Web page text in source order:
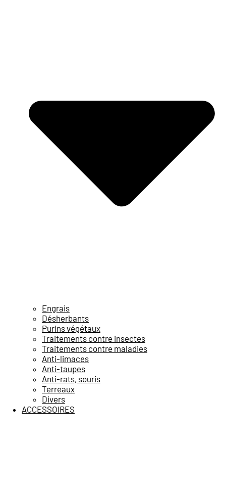
Engrais
Désherbants
Purins végétaux
Traitements contre insectes
Traitements contre maladies
Anti-limaces
Anti-taupes
Anti-rats, souris
Terreaux
Divers
ACCESSOIRES